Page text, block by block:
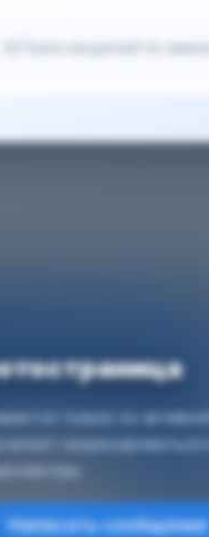
только по активной
может индексироваться и
Написать сообщение